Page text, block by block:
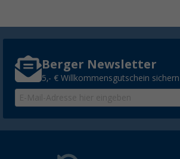
Berger Newsletter
5,- € Willkommensgutschein sichern